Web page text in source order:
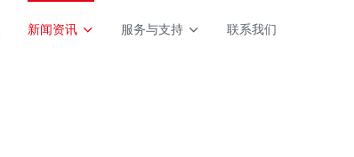
新闻资讯 服务与支持 联系我们